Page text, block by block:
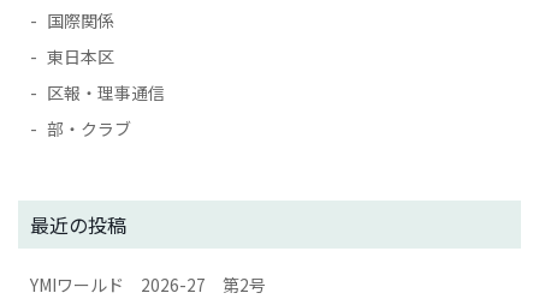
国際関係
東日本区
区報・理事通信
部・クラブ
最近の投稿
YMIワールド 2026-27 第2号